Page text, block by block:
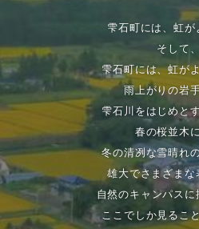
雫石町には、虹が
そして、
雫石町には、虹が
雨上がりの岩
雫石川をはじめと
春の桜並木
冬の清冽な雪晴れ
雄大でさまざまな
自然のキャンパス
ここでしか見るこ